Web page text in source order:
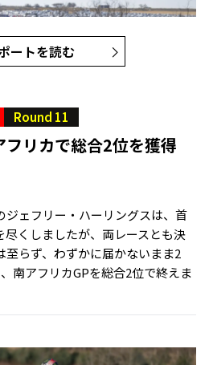
ートを読む
Round 11
リカで総合2位を獲得
ジェフリー・ハーリングスは、首
くしましたが、両レースとも決
至らず、わずかに届かないまま2
南アフリカGPを総合2位で終えま